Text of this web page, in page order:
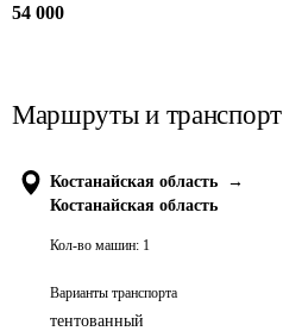
54 000
Маршруты и транспорт
Костанайская область
→
Костанайская область
Кол-во машин: 1
Варианты транспорта
тентованный